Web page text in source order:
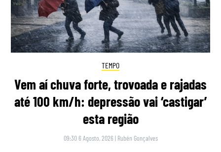
TEMPO
Vem aí chuva forte, trovoada e rajadas
até 100 km/h: depressão vai ‘castigar’
esta região
09:30 6 Agosto, 2026 | Rubén Gonçalves